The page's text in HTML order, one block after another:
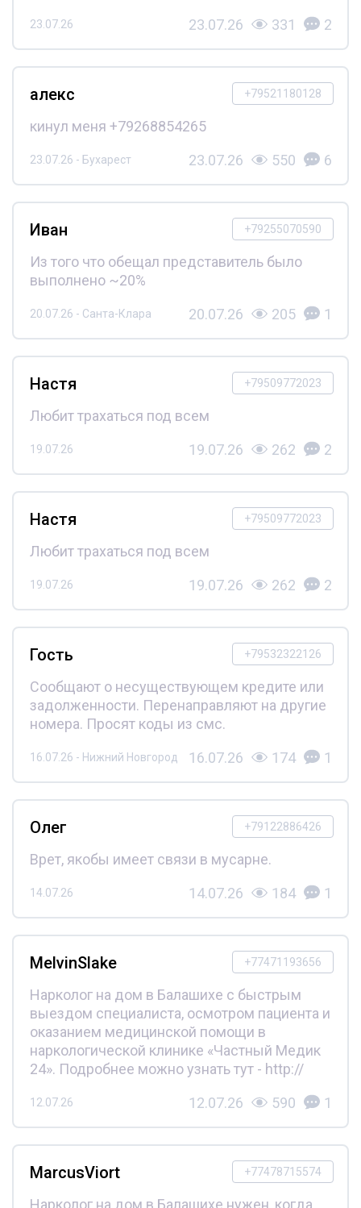
23.07.26 23.07.26 331 2
+79521180128
алекс
кинул меня +79268854265
23.07.26 - Бухарест 23.07.26 550 6
+79255070590
Иван
Из того что обещал представитель было
выполнено ~20%
20.07.26 - Санта-Клара 20.07.26 205 1
+79509772023
Настя
Любит трахаться под всем
19.07.26 19.07.26 262 2
+79509772023
Настя
Любит трахаться под всем
19.07.26 19.07.26 262 2
+79532322126
Гость
Сообщают о несуществующем кредите или
задолженности. Перенаправляют на другие
номера. Просят коды из смс.
16.07.26 - Нижний Новгород 16.07.26 174 1
+79122886426
Олег
Врет, якобы имеет связи в мусарне.
14.07.26 14.07.26 184 1
+77471193656
MelvinSlake
Нарколог на дом в Балашихе с быстрым
выездом специалиста, осмотром пациента и
оказанием медицинской помощи в
наркологической клинике «Частный Медик
24». Подробнее можно узнать тут - http://
12.07.26 12.07.26 590 1
+77478715574
MarcusViort
Нарколог на дом в Балашихе нужен, когда